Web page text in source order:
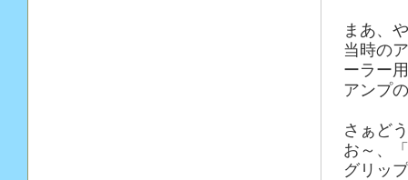
まあ、
当時の
ーラー
アンプ
さぁど
お～、
グリッ